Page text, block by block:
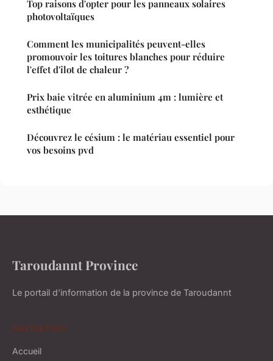
Top raisons d'opter pour les panneaux solaires
photovoltaïques
Comment les municipalités peuvent-elles
promouvoir les toitures blanches pour réduire
l'effet d'îlot de chaleur ?
Prix baie vitrée en aluminium 4m : lumière et
esthétique
Découvrez le césium : le matériau essentiel pour
vos besoins pvd
Taroudannt Province
Le portail d'information de la province de Taroudannt
NAVIGATION
Accueil